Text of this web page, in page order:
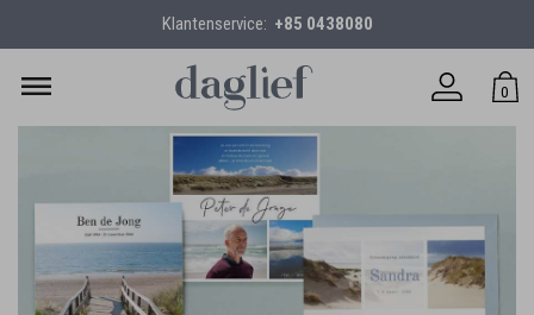
Klantenservice: +85 0438080
0